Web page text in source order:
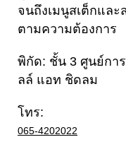
จนถึงเมนูสเต็กแล
ตามความต้องการ
พิกัด: ชั้น 3 ศูนย์การ
ลล์ แอท ชิดลม
โทร:
065-4202022